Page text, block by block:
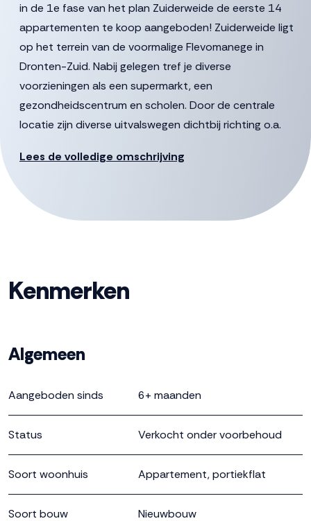
in de 1e fase van het plan Zuiderweide de eerste 14
appartementen te koop aangeboden! Zuiderweide ligt
op het terrein van de voormalige Flevomanege in
Dronten-Zuid. Nabij gelegen tref je diverse
voorzieningen als een supermarkt, een
gezondheidscentrum en scholen. Door de centrale
locatie zijn diverse uitvalswegen dichtbij richting o.a.
kun je genieten van de gezamenlijke faciliteiten met
gezamenlijke ontmoetingsruimte en de groene
omgeving. Hier vind je een goede balans tussen privacy
Prijzen vanaf € 354.000,- v.o.n. * Privéterras of balkon *
standaard 6 zonnepanelen * warmtepomp (eigendom)
begane grond Inschrijven kan via de website
11 juli a.s. om 23.59 uur. Toewijzing zal plaatsvinden op
woensdag 12 juli a.s. Voor vragen, neem contact op
met de verkopend makelaars! Deze informatie is door
ons met de nodige zorgvuldigheid samengesteld.
Onzerzijds wordt echter geen enkele aansprakelijkheid
aanvaard voor enige onvolledigheid, onjuistheid of
anderszins, dan wel de gevolgen daarvan. Alle
Lees de volledige omschrijving
Kenmerken
Algemeen
Aangeboden sinds 6+ maanden
Status Verkocht onder voorbehoud
Soort woonhuis Appartement, portiekflat
Soort bouw Nieuwbouw